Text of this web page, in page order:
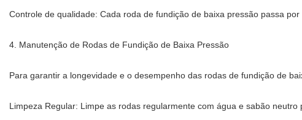
Controle de qualidade: Cada roda de fundição de baixa pressão passa
4. Manutenção de Rodas de Fundição de Baixa Pressão
Para garantir a longevidade e o desempenho das rodas de fundição de
Limpeza Regular: Limpe as rodas regularmente com água e sabão